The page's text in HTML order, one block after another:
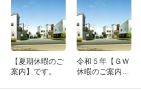
【夏期休暇のご
案内】です。
令和５年【ＧＷ
休暇のご案内】